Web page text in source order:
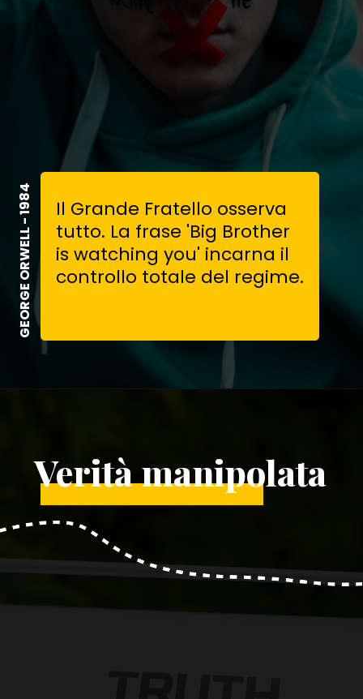
Il Grande Fratello osserva
tutto. La frase 'Big Brother
is watching you' incarna il
controllo totale del regime.
GEORGE ORWELL - 1984
Verità manipolata